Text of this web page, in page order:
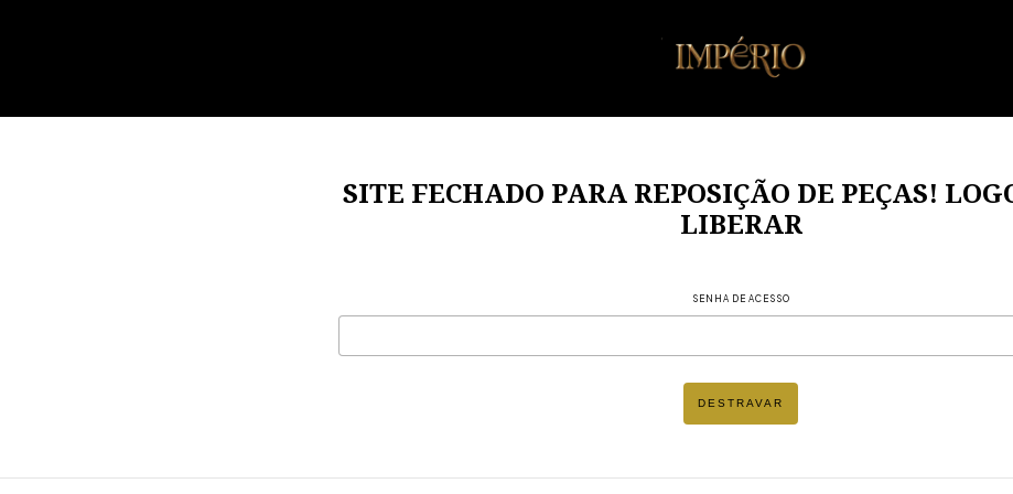
SITE FECHADO PARA REPOSIÇÃO DE PEÇAS!
LIBERAR
SENHA DE ACESSO
DESTRAVAR